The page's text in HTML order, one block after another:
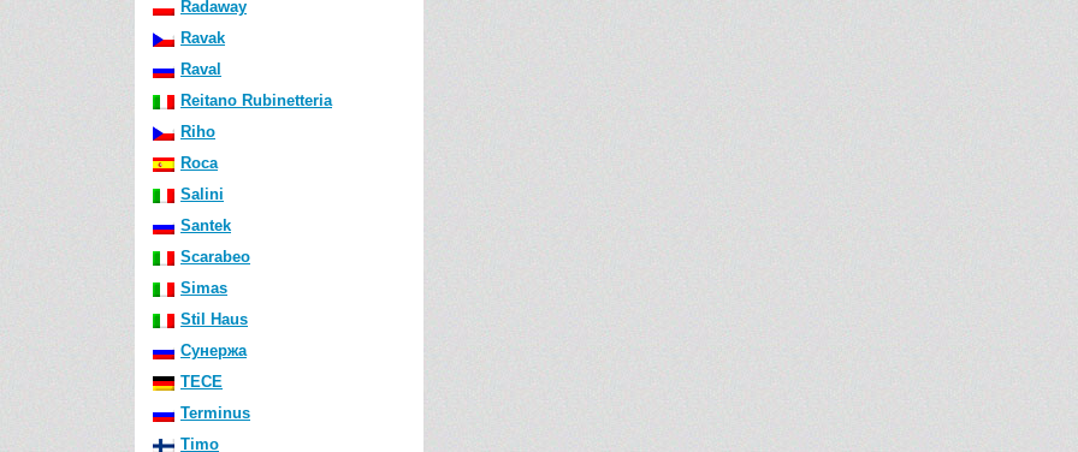
Radaway
Ravak
Raval
Reitano Rubinetteria
Riho
Roca
Salini
Santek
Scarabeo
Simas
Stil Haus
Сунержа
TECE
Terminus
Timo